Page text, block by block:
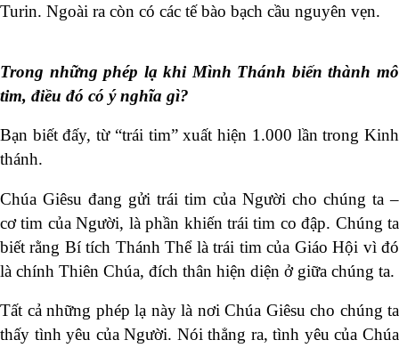
Turin. Ngoài ra còn có các tế bào bạch cầu nguyên vẹn.
Trong những phép lạ khi Mình Thánh biến thành mô
tim, điều đó có ý nghĩa gì?
Bạn biết đấy, từ “trái tim” xuất hiện 1.000 lần trong Kinh
thánh.
Chúa Giêsu đang gửi trái tim của Người cho chúng ta –
cơ tim của Người, là phần khiến trái tim co đập. Chúng ta
biết rằng Bí tích Thánh Thể là trái tim của Giáo Hội vì đó
là chính Thiên Chúa, đích thân hiện diện ở giữa chúng ta.
Tất cả những phép lạ này là nơi Chúa Giêsu cho chúng ta
thấy tình yêu của Người. Nói thẳng ra, tình yêu của Chúa